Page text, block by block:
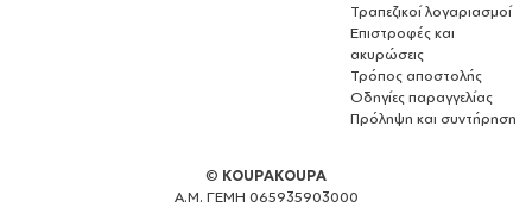
Τραπεζικοί λογαριασμοί
Επιστροφές και
ακυρώσεις
Τρόπος αποστολής
Οδηγίες παραγγελίας
Πρόληψη και συντήρηση
© KOUPAKOUPA
Α.Μ. ΓΕΜΗ 065935903000